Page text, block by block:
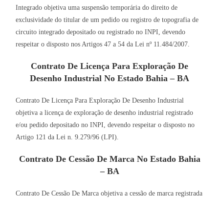
Integrado objetiva uma suspensão temporária do direito de
exclusividade do titular de um pedido ou registro de topografia de
circuito integrado depositado ou registrado no INPI, devendo
respeitar o disposto nos Artigos 47 a 54 da Lei nº 11.484/2007.
Contrato De Licença Para Exploração De
Desenho Industrial No Estado Bahia – BA
Contrato De Licença Para Exploração De Desenho Industrial
objetiva a licença de exploração de desenho industrial registrado
e/ou pedido depositado no INPI, devendo respeitar o disposto no
Artigo 121 da Lei n. 9.279/96 (LPI).
Contrato De Cessão De Marca No Estado Bahia
– BA
Contrato De Cessão De Marca objetiva a cessão de marca registrada